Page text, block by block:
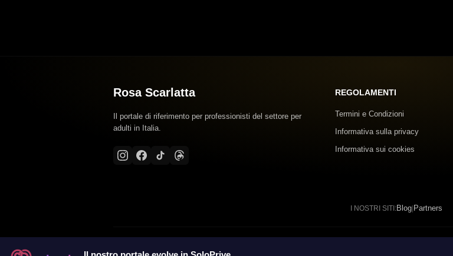
Rosa Scarlatta
Il portale di riferimento per professionisti del settore per
adulti in Italia.
REGOLAMENTI
Termini e Condizioni
Informativa sulla privacy
Informativa sui cookies
I NOSTRI SITI:Blog Partners